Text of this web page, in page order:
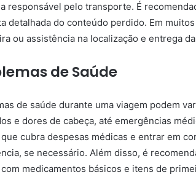
responsável pelo transporte. É
detalhada do conteúdo perdido. Em
ou assistência na localização e entrega
de Saúde
de saúde durante uma viagem podem
e dores de cabeça, até emergências
cubra despesas médicas e entrar em
se necessário. Além disso, é
medicamentos básicos e itens de